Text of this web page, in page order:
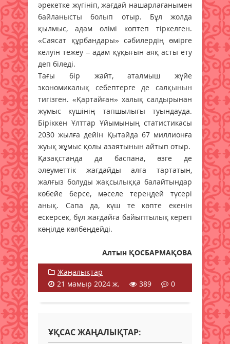
әрекетке жүгініп, жағдай нашарлағанымен
байланысты болып отыр. Бұл жолда
қылмыс, адам өлімі көптеп тіркелген.
«Саясат құрбандары» сәбилердің өмірге
келуін тежеу – адам құқығын аяқ асты ету
деп біледі.
Тағы бір жайт, аталмыш жүйе
экономикалық себептерге де салқынын
тигізген. «Қартайған» халық салдырынан
жұмыс күшінің тапшылығы туындауда.
Біріккен Ұлттар Ұйымының статистикасы
2030 жылға дейін Қытайда 67 миллионға
жуық жұмыс қолы азаятынын айтып отыр.
Қазақстанда да баспана, өзге де
әлеуметтік жағдайды алға тартатын,
жалғыз болуды жақсылыққа балайтындар
көбейе берсе, мәселе тереңдей түсері
анық. Сапа да, күш те көпте екенін
ескерсек, бұл жағдайға байыптылық керегі
көңілде көлбеңдейді.
Алтын ҚОСБАРМАҚОВА
Жаңалықтар
21 мамыр 2024 ж.
389 0
ҰҚСАС ЖАҢАЛЫҚТАР: